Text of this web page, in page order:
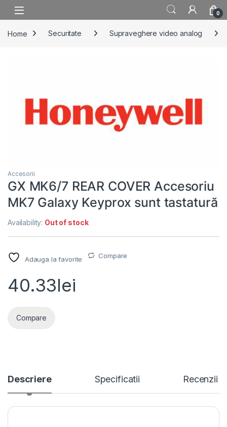
Skip to navigation
Skip to content
0
Home Securitate Supraveghere video analog
Accesorii
GX MK6/7 REAR COVER Accesoriu
MK7 Galaxy Keyprox sunt tastatură
Availability: Out of stock
Adauga la favorite Compare
40.33lei
Compare
Descriere Specificatii Recenzii